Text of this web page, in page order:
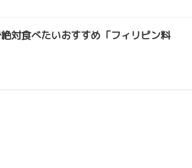
対食べたいおすすめ「フィリピン料